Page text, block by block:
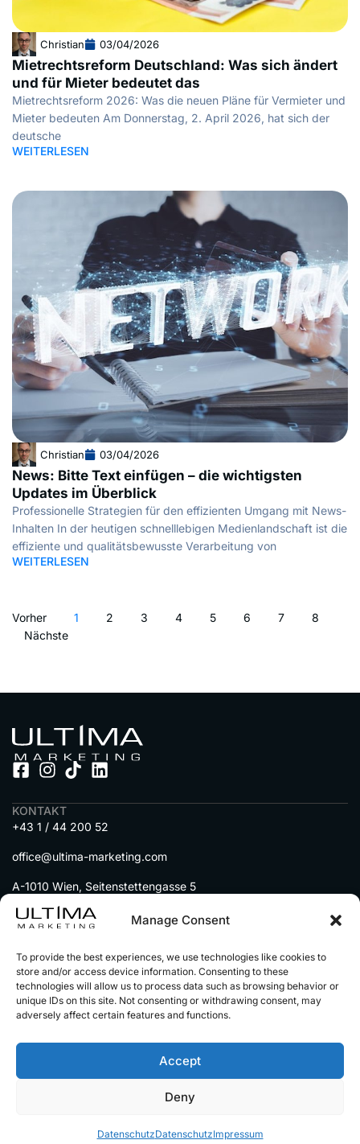
Manage Consent
To provide the best experiences, we use technologies like cookies to
store and/or access device information. Consenting to these
technologies will allow us to process data such as browsing behavior or
unique IDs on this site. Not consenting or withdrawing consent, may
adversely affect certain features and functions.
Accept
Deny
DatenschutzDatenschutzImpressum
Christian 03/04/2026
Mietrechtsreform Deutschland: Was sich ändert
und für Mieter bedeutet das
Mietrechtsreform 2026: Was die neuen Pläne für Vermieter und
Mieter bedeuten Am Donnerstag, 2. April 2026, hat sich der
deutsche
WEITERLESEN
Christian 03/04/2026
News: Bitte Text einfügen – die wichtigsten
Updates im Überblick
Professionelle Strategien für den effizienten Umgang mit News-
Inhalten In der heutigen schnelllebigen Medienlandschaft ist die
effiziente und qualitätsbewusste Verarbeitung von
WEITERLESEN
Vorher 1 2 3 4 5 6 7
8
Nächste
KONTAKT
+43 1 / 44 200 52
office@ultima-marketing.com
A-1010 Wien, Seitenstettengasse 5
DIENSTLEISTUNGEN
IMMOBILIEN auf Social Media
AUTOHÄNDLER auf Social Media
UNSERE PARTNER
© 2025 Alle Rechte vorbehalten